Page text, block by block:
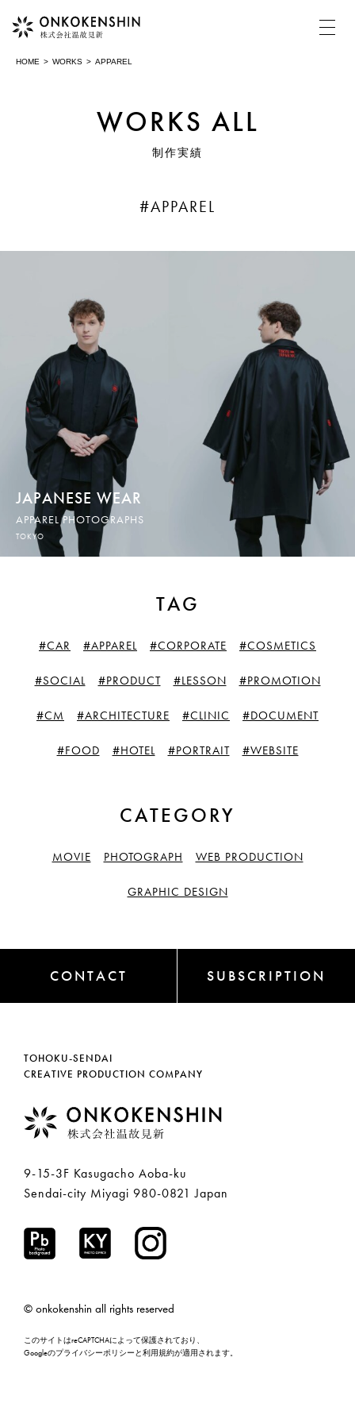
MOVIE
PHOTOGRAPH
写真撮影
WEB PRODUCTION
WEB制作
GRAPHIC DESIGN
グラフィックデザイン
SUBSCRIPTION
サブスクリプション
CONTACT
HOME WORKS APPAREL
WORKS ALL
制作実績
#APPAREL
JAPANESE WEAR
APPAREL PHOTOGRAPHS
TOKYO
TAG
#CAR #APPAREL #CORPORATE #COSMETICS
#SOCIAL #PRODUCT #LESSON #PROMOTION
#CM #ARCHITECTURE #CLINIC #DOCUMENT
#FOOD #HOTEL #PORTRAIT #WEBSITE
CATEGORY
MOVIE PHOTOGRAPH WEB PRODUCTION
GRAPHIC DESIGN
CONTACT SUBSCRIPTION
TOHOKU-SENDAI
CREATIVE PRODUCTION COMPANY
9-15-3F Kasugacho Aoba-ku
Sendai-city Miyagi 980-0821 Japan
© onkokenshin all rights reserved
このサイトはreCAPTCHAによって保護されており、
Googleのプライバシーポリシーと利用規約が適用されます。